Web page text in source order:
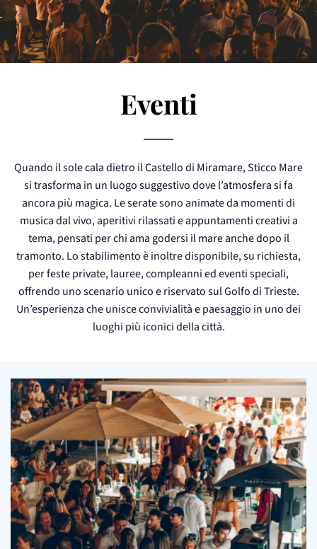
Eventi
Quando il sole cala dietro il Castello di Miramare, Sticco Mare
si trasforma in un luogo suggestivo dove l’atmosfera si fa
ancora più magica. Le serate sono animate da momenti di
musica dal vivo, aperitivi rilassati e appuntamenti creativi a
tema, pensati per chi ama godersi il mare anche dopo il
tramonto. Lo stabilimento è inoltre disponibile, su richiesta,
per feste private, lauree, compleanni ed eventi speciali,
offrendo uno scenario unico e riservato sul Golfo di Trieste.
Un’esperienza che unisce convivialità e paesaggio in uno dei
luoghi più iconici della città.